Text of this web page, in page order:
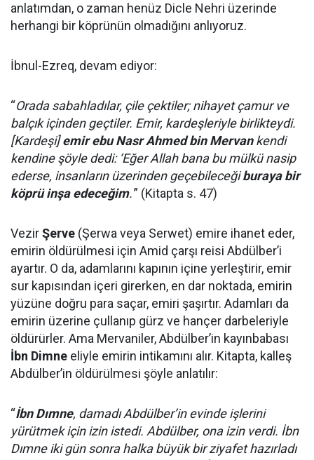
anlatımdan, o zaman henüz Dicle Nehri üzerinde
herhangi bir köprünün olmadığını anlıyoruz.
İbnul-Ezreq, devam ediyor:
“Orada sabahladılar, çile çektiler; nihayet çamur ve
balçık içinden geçtiler. Emir, kardeşleriyle birlikteydi.
[Kardeşi]emir ebu Nasr Ahmed bin Mervankendi
kendine şöyle dedi: ‘Eğer Allah bana bu mülkü nasip
ederse, insanların üzerinden geçebileceğiburaya bir
köprü inşa edeceğim.'” (Kitapta s. 47)
VezirŞerve (Şerwa veya Serwet) emire ihanet eder,
emirin öldürülmesi için Amid çarşı reisi Abdülber’i
ayartır. O da, adamlarını kapının içine yerleştirir, emir
sur kapısından içeri girerken, en dar noktada, emirin
yüzüne doğru para saçar, emiri şaşırtır. Adamları da
emirin üzerine çullanıp gürz ve hançer darbeleriyle
öldürürler. Ama Mervaniler, Abdülber’in kayınbabası
İbn Dimne eliyle emirin intikamını alır. Kitapta, kalleş
Abdülber’in öldürülmesi şöyle anlatılır:
“İbn Dımne, damadı Abdülber’in evinde işlerini
yürütmek için izin istedi. Abdülber, ona izin verdi. İbn
Dımne iki gün sonra halka büyük bir ziyafet hazırladı